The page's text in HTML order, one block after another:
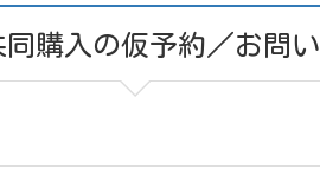
購入の仮予約／お問